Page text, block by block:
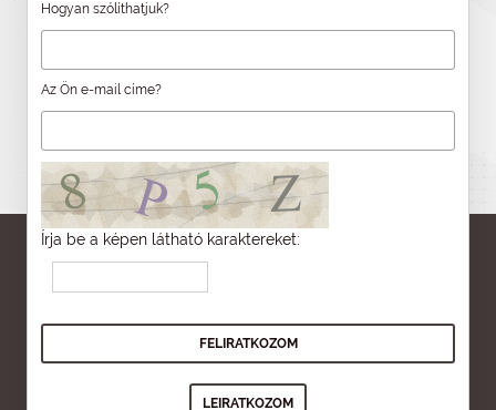
Hogyan szólíthatjuk?
Az Ön e-mail címe?
Írja be a képen látható karaktereket: